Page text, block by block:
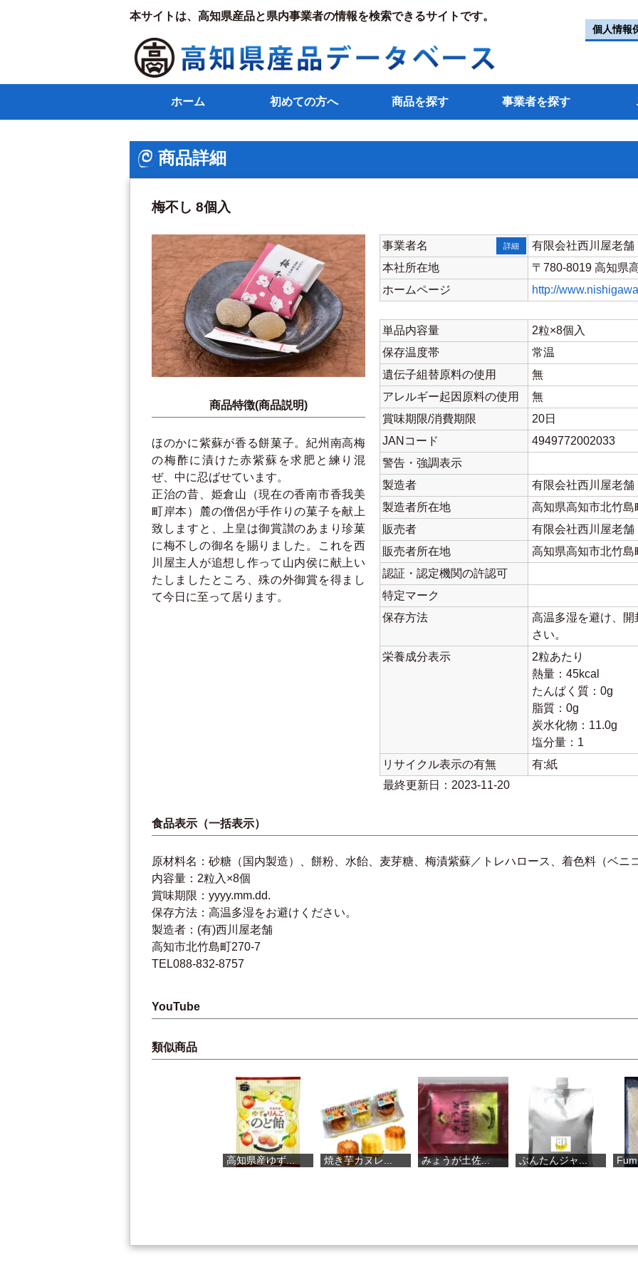
本サイトは、高知県産品と県内事業者の情報を検索できるサイトです。
個人情報
ホーム 初めての方へ 商品を探す 事業者を探す
商品詳細
梅不し 8個入
商品特徴(商品説明)
ほのかに紫蘇が香る餅菓子。紀州南高梅
の梅酢に漬けた赤紫蘇を求肥と練り混
ぜ、中に忍ばせています。
正治の昔、姫倉山（現在の香南市香我美
町岸本）麓の僧侶が手作りの菓子を献上
致しますと、上皇は御賞讃のあまり珍菓
に梅不しの御名を賜りました。これを西
川屋主人が追想し作って山内侯に献上い
たしましたところ、殊の外御賞を得まし
て今日に至って居ります。
事業者名 詳細
有限会社西川屋老舗
本社所在地
〒780-8019 高知県
ホームページ
http://
単品内容量
2粒×8個入
保存温度帯
常温
遺伝子組替原料の使用
無
アレルギー起因原料の使用
無
賞味期限/消費期限
20日
JANコード
4949772002033
警告・強調表示
製造者
有限会社西川屋老舗
製造者所在地
高知県高知市北竹島
販売者
有限会社西川屋老舗
販売者所在地
高知県高知市北竹島
認証・認定機関の許認可
特定マーク
保存方法
高温多湿を避け、
さい。
栄養成分表示
2粒あたり
熱量：45kcal
たんぱく質：0g
脂質：0g
炭水化物：11.0g
塩分量：1
リサイクル表示の有無
有:紙
最終更新日：2023-11-20
食品表示（一括表示）
原材料名：砂糖（国内製造）、餅粉、水飴、麦芽糖、梅漬紫蘇／トレハロース、着色料（ベニ
内容量：2粒入×8個
賞味期限：yyyy.mm.dd.
保存方法：高温多湿をお避けください。
製造者：(有)西川屋老舗
高知市北竹島町270-7
TEL088-832-8757
YouTube
類似商品
みょうが土佐... ぶんたんジャ... FumiFresh：小夏
焼き芋カヌレ...